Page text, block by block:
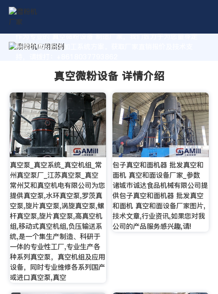
作为专业的 真空微粉设备 制造厂家，我们致力于为您量身定
制高价值的粉体加工系统方案。获取厂家直销报价及技术支
真空微粉设备 详情介绍
真空泵_真空系统_真空机组_常
州真空泵厂_江苏真空泵_真空
常州艾和真空机电有限公司为您
提供真空泵,水环真空泵,罗茨真
空泵,旋片真空泵,涡旋真空泵,螺
杆真空泵,旋片真空泵,高真空机
组,移动式真空机组,负压输送系
统,是一个集生产制造、科研于
一体的专业性工厂,专业生产各
种系列真空泵，真空机组及应用
设备，同时专业维修各系列国产
或进口真空泵,真空
包子真空和面机器 批发真空和
面机 真空和面设备厂家_参数
诸城市诚达食品机械有限公司提
供包子真空和面机器 批发真空
和面机 真空和面设备厂家图片,
技术文章,行业资讯,如果您对我
公司的产品服务感兴趣,请!